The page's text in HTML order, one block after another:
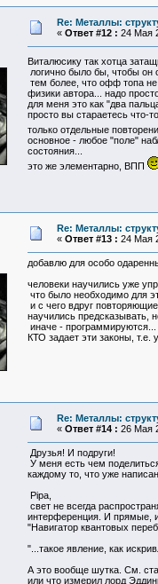
Re: Металлы:
« Ответ #12 : 24 Мая
Виталюсику так хотца
логично было бы, чтобы он
тем более, что офф топа
физики автора... надо
для меня это как "два
просто вы стараетесь что-
только отдельные
основное - любое "поле"
состояния...
это же элементарно, ВПП
Re: Металлы:
« Ответ #13 : 24 Мая
добавлю для особо
человеки научились уже
что было необходимо для
и с чего вдруг
научились предсказывать,
иначе - программируются...
КТО задает эти законы, т.е.
Re: Металлы:
« Ответ #14 : 26 Мая
Друзья! И подруги!
У меня есть чем
каждому то, что уже
Pipa,
свет не всегда
интерференция. И прямые,
"Навигатор квантовых
"...такое явление, как
А это вообще шутка. См.
или что измерил лорд